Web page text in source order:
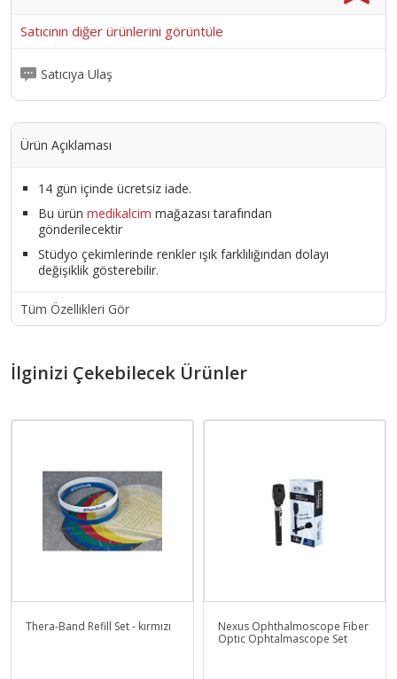
Satıcının diğer ürünlerini görüntüle
Satıcıya Ulaş
Ürün Açıklaması
14 gün içinde ücretsiz iade.
Bu ürün medikalcim mağazası tarafından
gönderilecektir
Stüdyo çekimlerinde renkler ışık farklılığından dolayı
değişiklik gösterebilir.
Tüm Özellikleri Gör
İlginizi Çekebilecek Ürünler
Thera-Band Refill Set - kırmızı
Nexus Ophthalmoscope Fiber
Optic Ophtalmascope Set